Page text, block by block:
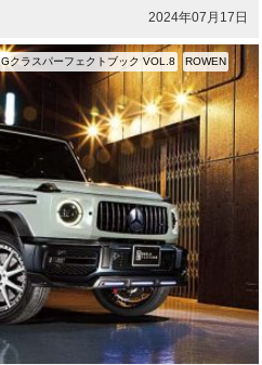
2024年07月17日
Gクラスパーフェクトブック VOL.8 ROWEN